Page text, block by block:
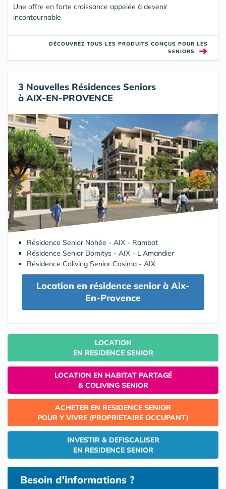
Une offre en forte croissance appelée à devenir
incontournable
DÉCOUVREZ TOUS LES PRODUITS CONÇUS POUR LES
SENIORS
➜
3 Nouvelles Résidences Seniors
à AIX-EN-PROVENCE
Résidence Senior Nohée - AIX - Rambot
Résidence Senior Domitys - AIX - L'Amandier
Résidence Coliving Senior Cosima - AIX
Location en résidence senior à Aix-
En-Provence
LOCATION
EN RESIDENCE SENIOR
LOCATION EN HABITAT PARTAGÉ
& COLIVING SENIOR
ACHETER EN RESIDENCE SENIOR
POUR Y VIVRE (PROPRIETAIRE OCCUPANT)
INVESTIR & DEFISCALISER
EN RESIDENCE SENIOR
Besoin d'informations ?